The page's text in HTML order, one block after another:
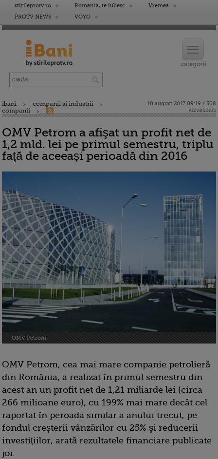
stirileprotv.ro Romania, te iubesc
Vremea
PROTV NEWS
VOYO
ibani
companii si industrii
companii
10 august 2017 09:19 / 308
vizualizari
OMV Petrom a afişat un profit net de
1,2 mld. lei pe primul semestru, triplu
faţă de aceeaşi perioadă din 2016
OMV Petrom
OMV Petrom, cea mai mare companie petrolieră
din România, a realizat în primul semestru din
acest an un profit net de 1,21 miliarde lei (circa
266 milioane euro), cu 199% mai mare decât cel
raportat în peroada similar a anului trecut, pe
fondul creşterii vânzărilor cu 25% şi reducerii
investiţiilor, arată rezultatele financiare publicate
joi.